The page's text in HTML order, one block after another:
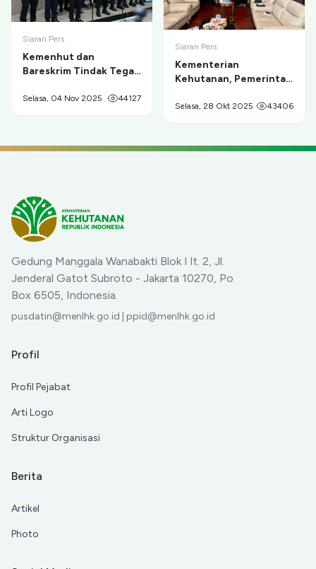
Siaran Pers
Kemenhut dan
Bareskrim Tindak Tegas
Taman Nasional Gunung
Selasa, 04 Nov 2025 44127
Siaran Pers
Kementerian
Kehutanan, Pemerintah
Masyarakat Adat
Pelestarian
Selasa, 28 Okt 2025 43406
Gedung Manggala Wanabakti Blok I lt. 2, Jl.
Jenderal Gatot Subroto - Jakarta 10270, Po
Box 6505, Indonesia.
pusdatin@menlhk.go.id | ppid@menlhk.go.id
Profil
Profil Pejabat
Arti Logo
Struktur Organisasi
Berita
Artikel
Photo